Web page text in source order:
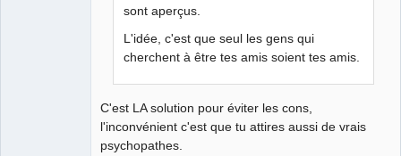
sont aperçus.
L'idée, c'est que seul les gens qui
cherchent à être tes amis soient tes amis.
C'est LA solution pour éviter les cons,
l'inconvénient c'est que tu attires aussi de vrais
psychopathes.